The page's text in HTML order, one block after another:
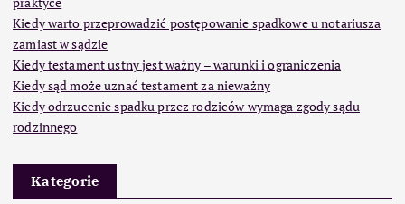
Kiedy warto przeprowadzić postępowanie spadkowe u notariusza
zamiast w sądzie
Kiedy testament ustny jest ważny – warunki i ograniczenia
Kiedy sąd może uznać testament za nieważny
Kiedy odrzucenie spadku przez rodziców wymaga zgody sądu
rodzinnego
Kategorie